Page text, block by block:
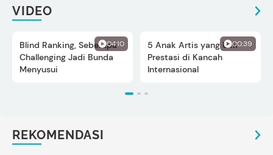
VIDEO
04:10
Blind Ranking, Seberapa
Challenging Jadi Bunda
Menyusui
00:39
5 Anak Artis yang Ukir
Prestasi di Kancah
Internasional
REKOMENDASI